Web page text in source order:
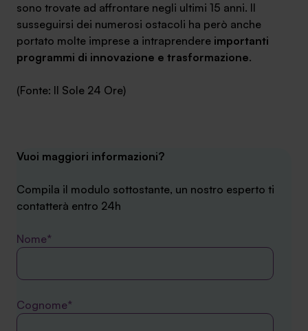
sono trovate ad affrontare negli ultimi 15 anni. Il
susseguirsi dei numerosi ostacoli ha però anche
portato molte imprese a intraprendere importanti
programmi di innovazione e trasformazione.
(Fonte: Il Sole 24 Ore)
Vuoi maggiori informazioni?
Compila il modulo sottostante, un nostro esperto ti
contatterà entro 24h
Nome*
Cognome*